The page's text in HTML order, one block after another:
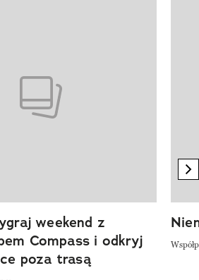
weekend z
Compass i odkryj
poza trasą